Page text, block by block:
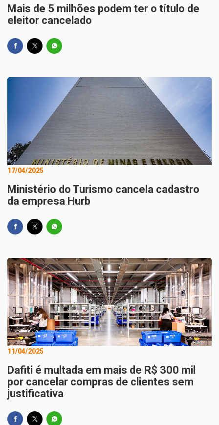
Mais de 5 milhões podem ter o título de
eleitor cancelado
17/04/2025
Ministério do Turismo cancela cadastro
da empresa Hurb
11/04/2025
Dafiti é multada em mais de R$ 300 mil
por cancelar compras de clientes sem
justificativa